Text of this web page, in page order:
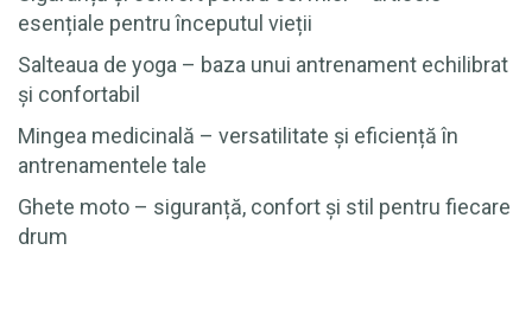
esențiale pentru începutul vieții
Salteaua de yoga – baza unui antrenament echilibrat
și confortabil
Mingea medicinală – versatilitate și eficiență în
antrenamentele tale
Ghete moto – siguranță, confort și stil pentru fiecare
drum